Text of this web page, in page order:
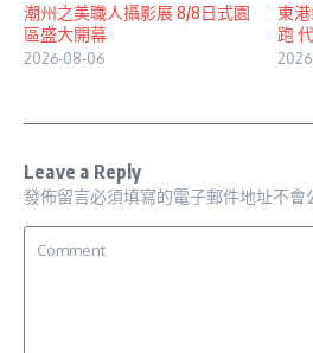
潮州之美職人攝影展 8/8日式園
區盛大開幕
2026-08-06
東
跑
Leave a Reply
發佈留言必須填寫的電子郵件地址不會